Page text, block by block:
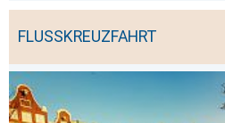
FLUSSKREUZFAHRT